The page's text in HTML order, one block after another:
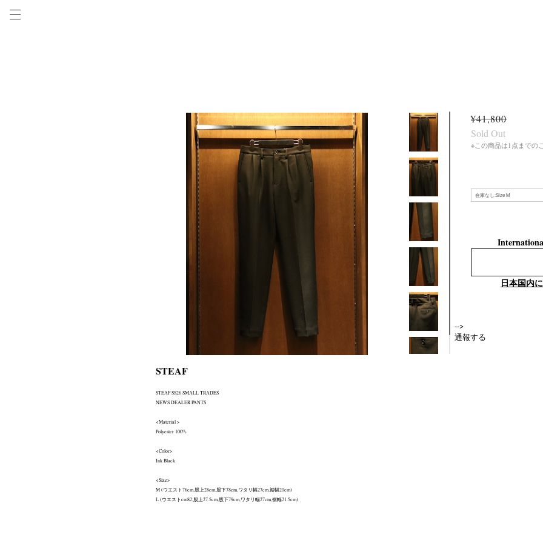
STEAF
STEAF SS26 SMALL TRADES
NEWS DEALER PANTS
<Material >
Polyester 100%
<Color>
Ink Black
<Size>
M (ウエスト76cm,股上28cm,股下78cm,ワタリ幅27cm,裾幅21cm)
L (ウエストcm82,股上27.5cm,股下79cm,ワタリ幅27cm,裾幅21.5cm)
¥41,800
Sold Out
※この商品は1点までの
日本国内
-->
通報する